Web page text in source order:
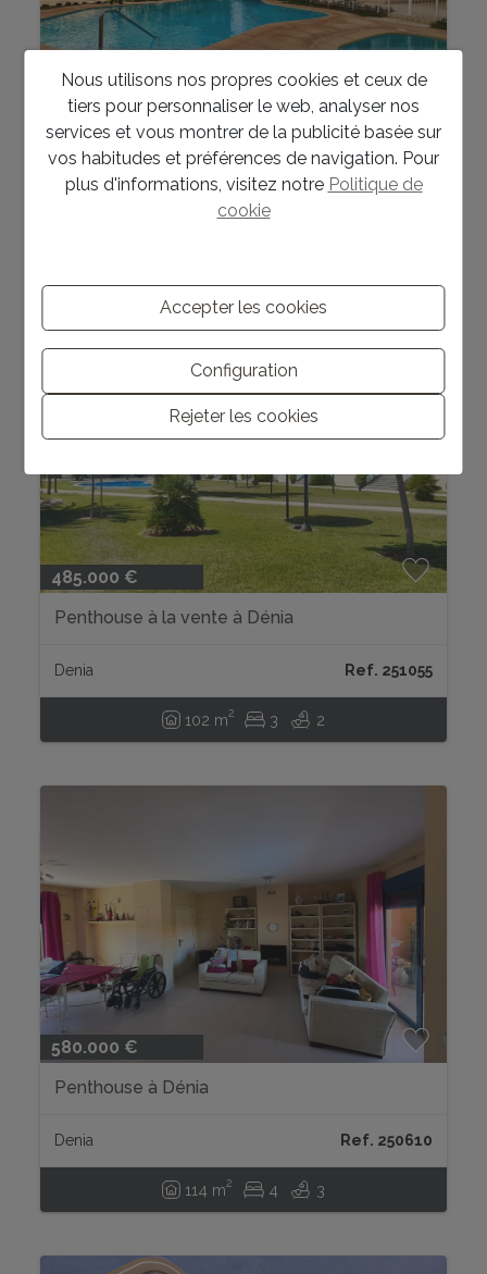
455.000 €
Penthouse d’occasion à Montgo Denia
Denia Ref. P0244
485.000 €
Penthouse à la vente à Dénia
Denia Ref. 251055
102 m2 3 2
580.000 €
Penthouse à Dénia
Denia Ref. 250610
114 m2 4 3
Nous utilisons nos propres cookies et ceux de
tiers pour personnaliser le web, analyser nos
services et vous montrer de la publicité basée sur
vos habitudes et préférences de navigation. Pour
plus d'informations, visitez notre Politique de
cookie
Accepter les cookies
Configuration
Rejeter les cookies